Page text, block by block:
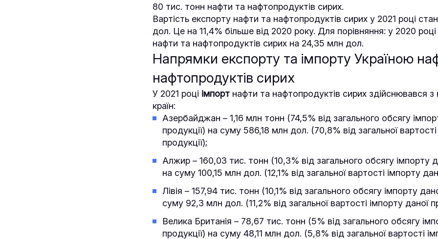
80 тис. тонн нафти та нафтопродуктів сирих.
Вартість експорту нафти та нафтопродуктів сирих у 2021 році
дол. Це на 11,4% більше від 2020 року. Для порівняння: у 2020
нафти та нафтопродуктів сирих на 24,35 млн дол.
Напрямки експорту та імпорту Україною
нафтопродуктів сирих
У 2021 році імпорт нафти та нафтопродуктів сирих здійснювався з
країн:
Азербайджан – 1,16 млн тонн (74,5% від загального обсягу
продукції) на суму 586,18 млн дол. (70,8% від загальної
продукції);
Алжир – 160,03 тис. тонн (10,3% від загального обсягу імпорту
на суму 100,15 млн дол. (12,1% від загальної вартості імпорту
Лівія – 157,94 тис. тонн (10,1% від загального обсягу імпорту
суму 92,3 млн дол. (11,2% від загальної вартості імпорту даної
Велика Британія – 78,67 тис. тонн (5% від загального обсягу
продукції) на суму 48,11 млн дол. (5,8% від загальної вартості